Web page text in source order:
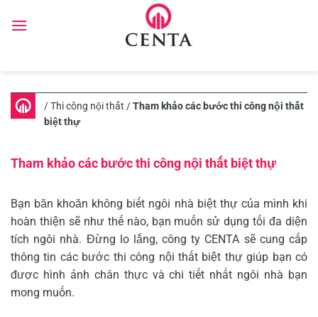
/Thi công nội thất /Tham khảo các bước thi công nội thất
biệt thự
Tham khảo các bước thi công nội thất biệt thự
Bạn băn khoăn không biết ngôi nhà biệt thự của mình khi
hoàn thiện sẽ như thế nào, bạn muốn sử dụng tối đa diện
tích ngôi nhà. Đừng lo lắng, công ty CENTA sẽ cung cấp
thông tin các bước thi công nội thất biệt thự giúp bạn có
được hình ảnh chân thực và chi tiết nhất ngôi nhà bạn
mong muốn.